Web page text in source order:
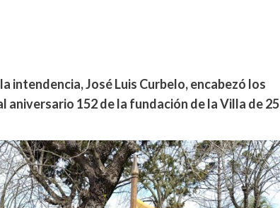
intendencia, José Luis Curbelo, encabezó los
aniversario 152 de la fundación de la Villa de 25